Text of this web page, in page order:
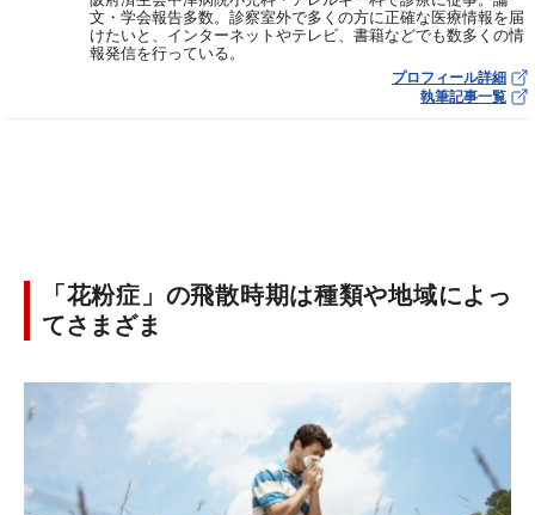
文・学会報告多数。診察室外で多くの方に正確な医療情報を届
けたいと、インターネットやテレビ、書籍などでも数多くの情
報発信を行っている。
プロフィール詳細
執筆記事一覧
「花粉症」の飛散時期は種類や地域によっ
てさまざま